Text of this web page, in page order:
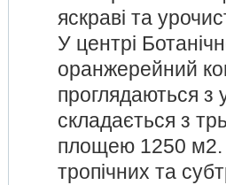
яскраві та
У центрі
оранжерейний
проглядаються з
складається з
площею 1250 м2.
тропічних та